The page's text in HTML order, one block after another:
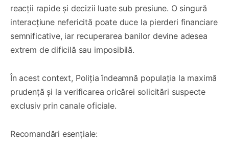
reacții rapide și decizii luate sub presiune. O singură
interacțiune nefericită poate duce la pierderi financiare
semnificative, iar recuperarea banilor devine adesea
extrem de dificilă sau imposibilă.
În acest context, Poliția îndeamnă populația la maximă
prudență și la verificarea oricărei solicitări suspecte
exclusiv prin canale oficiale.
Recomandări esențiale: